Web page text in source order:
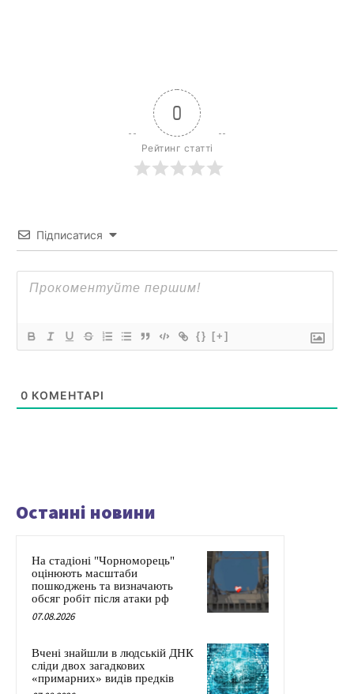
0
Рейтинг статті
Підписатися
{} [+]
0 КОМЕНТАРІ
Останні новини
На стадіоні "Чорноморець"
оцінюють масштаби
пошкоджень та визначають
обсяг робіт після атаки рф
07.08.2026
Вчені знайшли в людській ДНК
сліди двох загадкових
«примарних» видів предків